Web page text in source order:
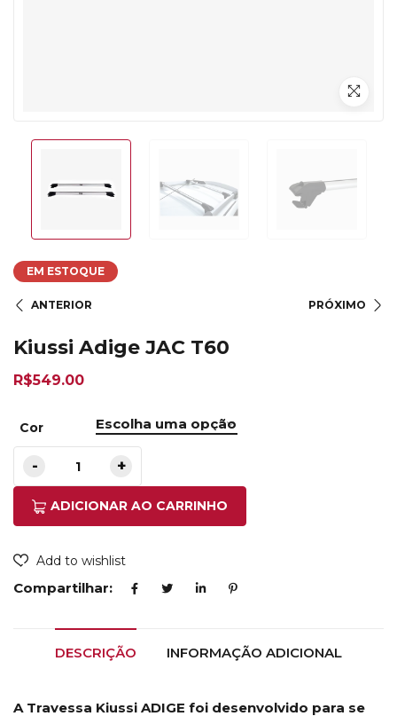
EM ESTOQUE
ANTERIOR PRÓXIMO
Kiussi Adige JAC T60
R$549.00
Cor
ADICIONAR AO CARRINHO
Add to wishlist
Compartilhar:
DESCRIÇÃO INFORMAÇÃO ADICIONAL
A Travessa Kiussi ADIGE foi desenvolvido para se